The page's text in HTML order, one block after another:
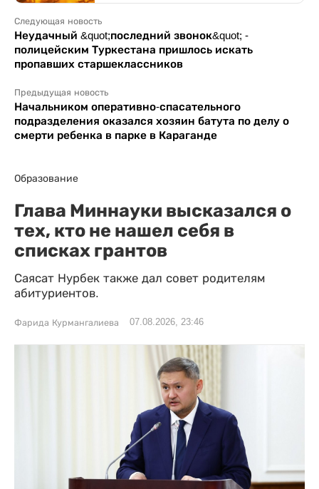
Следующая новость
Неудачный &quot;последний звонок&quot; -
полицейским Туркестана пришлось искать
пропавших старшеклассников
Предыдущая новость
Начальником оперативно-спасательного
подразделения оказался хозяин батута по делу о
смерти ребенка в парке в Караганде
Образование
Глава Миннауки высказался о
тех, кто не нашел себя в
списках грантов
Саясат Нурбек также дал совет родителям
абитуриентов.
Фарида Курмангалиева 07.08.2026, 23:46